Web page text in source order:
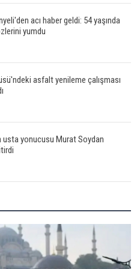
acı haber geldi: 54 yaşında
yumdu
asfalt yenileme çalışması
usta yonucusu Murat Soydan
ile Müsavat Dervişoğlu cenazede
tatil mi?